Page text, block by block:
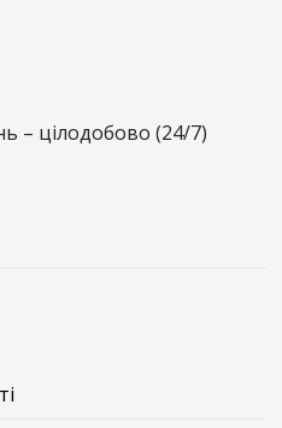
– цілодобово (24/7)